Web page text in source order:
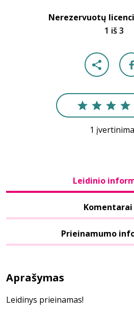
Nerezervuotų
1 iš 3
1
Leidinio
Komentarai
Prieinamumo
Aprašymas
Leidinys prieinamas!